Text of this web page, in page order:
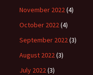
November 2022(4)
October 2022(4)
September 2022(3)
August 2022(3)
July 2022(3)